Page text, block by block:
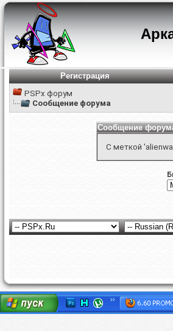
Регистрация
PSPx форум
Сообщение форума
Сообщение
С меткой